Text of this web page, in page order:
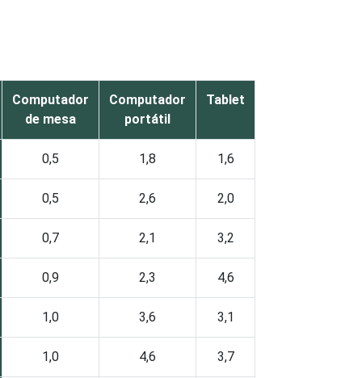
Computador
de mesa
Computador
portátil
Tablet
0,5 1,8 1,6
0,5 2,6 2,0
0,7 2,1 3,2
0,9 2,3 4,6
1,0 3,6 3,1
1,0 4,6 3,7